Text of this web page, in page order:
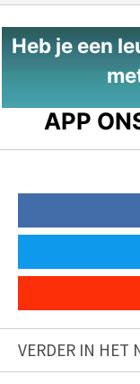
Heb je een
APP
VERDER IN HET